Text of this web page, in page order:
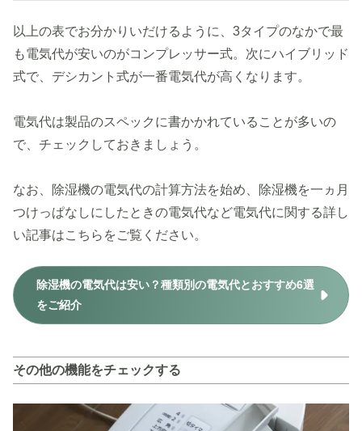
以上の表でお分かりいだけるように、3タイプのなかで最
も電気代が安いのがコンプレッサー式。次にハイブリッド
式で、デシカント式が一番電気代が高くなります。
電気代は製品のスペックに書かかれていることが多いの
で、チェックしておきましょう。
なお、除湿機の電気代の計算方法を始め、除湿機を一ヵ月
つけっぱなしにしたときの電気代など電気代に関する詳し
い記事はこちらをご覧ください。
除湿機の電気代は安い？種類別の電気代とおすすめ6選
をご紹介
その他の機能をチェックする